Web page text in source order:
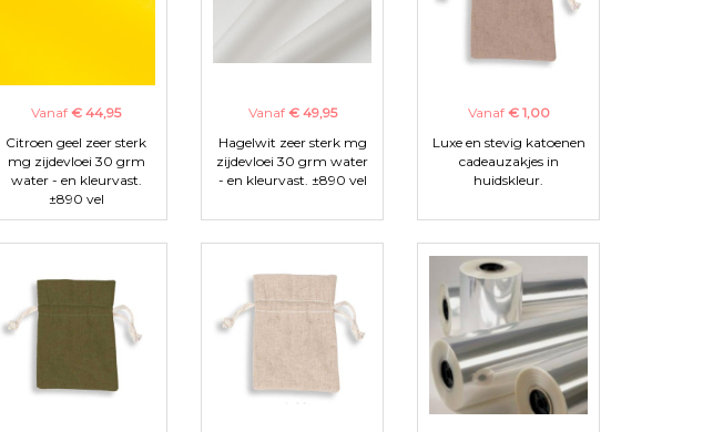
Vanaf € 44,95
Citroen geel zeer sterk
mg zijdevloei 30 grm
water - en kleurvast.
±890 vel
Vanaf € 49,95
Hagelwit zeer sterk mg
zijdevloei 30 grm water
- en kleurvast. ±890 vel
Vanaf € 1,00
Luxe en stevig katoenen
cadeauzakjes in
huidskleur.